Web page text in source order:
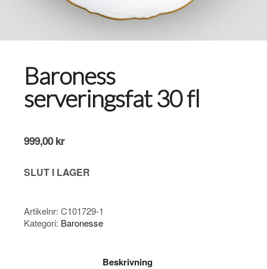
Baroness
serveringsfat 30 fl
999,00kr
SLUT I LAGER
Artikelnr: C101729-1
Kategori: Baronesse
Beskrivning